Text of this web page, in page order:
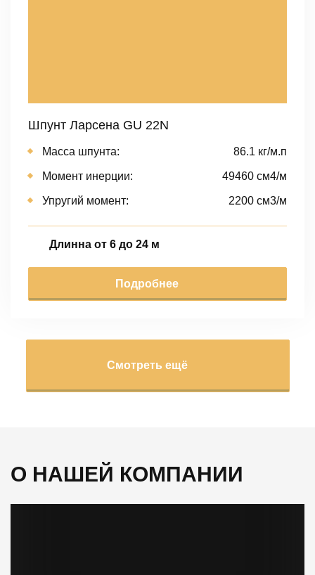
Шпунт Ларсена GU 22N
Масса шпунта: 86.1 кг/м.п
Момент инерции: 49460 cм4/м
Упругий момент: 2200 cм3/м
Длинна от 6 до 24 м
Подробнее
Смотреть ещё
О НАШЕЙ КОМПАНИИ